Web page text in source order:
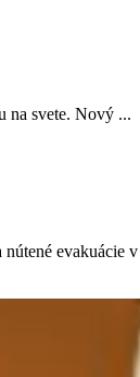
na svete. Nový ...
evakuácie